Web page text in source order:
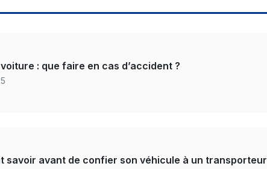
: que faire en cas d’accident ?
savoir avant de confier son véhicule à un transporteur